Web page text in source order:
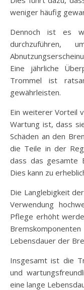
weniger häufig
Dennoch ist es
durchzuführen,
Eine jährliche
Trommel ist
gewährleisten.
Ein weiterer Vorteil
Wartung ist, dass
Schäden an den
die Teile in der
dass das gesamte
Dies kann zu
Die Langlebigkeit
Verwendung
Pflege erhöht
Lebensdauer der
Insgesamt ist die
und
eine lange